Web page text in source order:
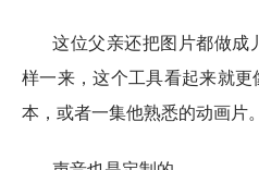
这位父亲还把图片都做成
样一来，这个工具看起来就
本，或者一集他熟悉的动画片。